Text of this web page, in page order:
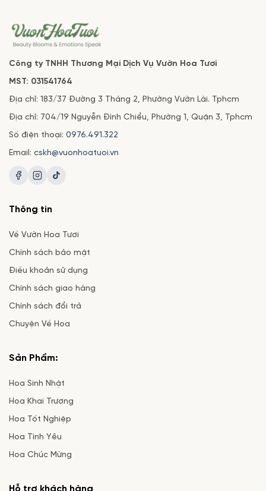
Công ty TNHH Thương Mại Dịch Vụ Vườn Hoa Tươi
MST: 031541764
Địa chỉ: 183/37 Đường 3 Tháng 2, Phường Vườn Lài. Tphcm
Địa chỉ: 704/19 Nguyễn Đình Chiểu, Phường 1, Quận 3, Tphcm
Số điện thoại: 0976.491.322
Email: cskh@vuonhoatuoi.vn
Thông tin
Về Vườn Hoa Tươi
Chính sách bảo mật
Điều khoản sử dụng
Chính sách giao hàng
Chính sách đổi trả
Chuyện Về Hoa
Sản Phẩm:
Hoa Sinh Nhật
Hoa Khai Trương
Hoa Tốt Nghiệp
Hoa Tình Yêu
Hoa Chúc Mừng